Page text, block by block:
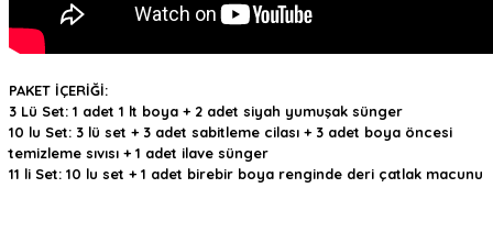
PAKET İÇERİĞİ:
3 Lü Set: 1 adet 1 lt boya + 2 adet siyah yumuşak sünger
10 lu Set: 3 lü set + 3 adet sabitleme cilası + 3 adet boya öncesi
temizleme sıvısı + 1 adet ilave sünger
11 li Set: 10 lu set + 1 adet birebir boya renginde deri çatlak macunu